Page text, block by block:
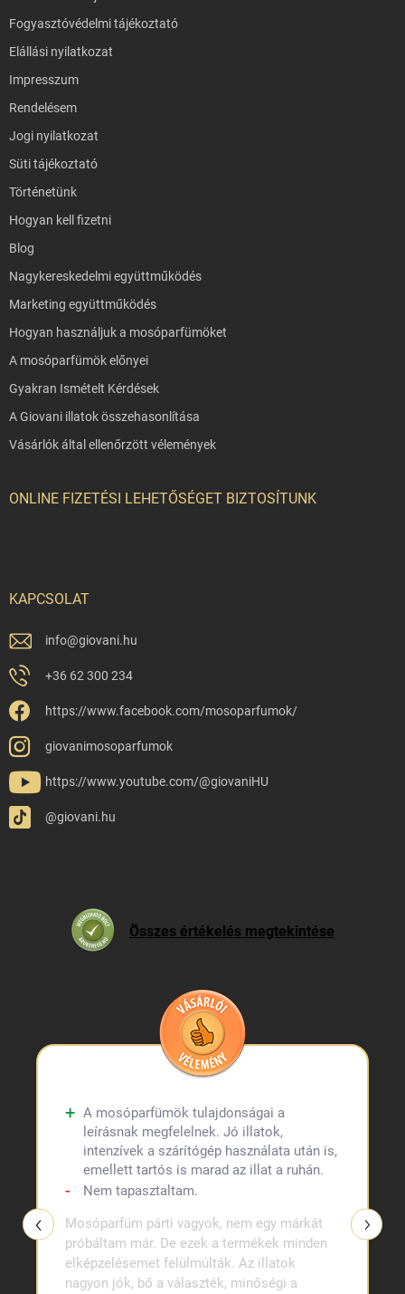
Fogyasztóvédelmi tájékoztató
Elállási nyilatkozat
Impresszum
Rendelésem
Jogi nyilatkozat
Süti tájékoztató
Történetünk
Hogyan kell fizetni
Blog
Nagykereskedelmi együttműködés
Marketing együttműködés
Hogyan használjuk a mosóparfümöket
A mosóparfümök előnyei
Gyakran Ismételt Kérdések
A Giovani illatok összehasonlítása
Vásárlók által ellenőrzött vélemények
ONLINE FIZETÉSI LEHETŐSÉGET BIZTOSÍTUNK
KAPCSOLAT
info@giovani.hu
+36 62 300 234
https://www.facebook.com/mosoparfumok/
giovanimosoparfumok
https://www.youtube.com/@giovaniHU
@giovani.hu
Összes értékelés megtekintése
A mosóparfümök tulajdonságai a
leírásnak megfelelnek. Jó illatok,
intenzívek a szárítógép használata után is,
emellett tartós is marad az illat a ruhán.
Nem tapasztaltam.
Mosóparfüm párti vagyok, nem egy márkát
próbáltam már. De ezek a termékek minden
elképzelésemet felülmúlták. Az illatok
nagyon jók, bő a választék, minőségi a